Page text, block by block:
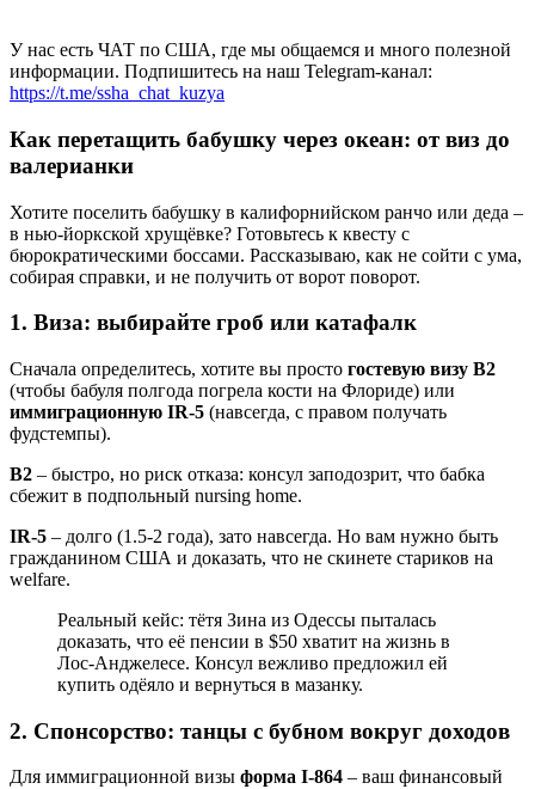
У нас есть ЧАТ по США, где мы общаемся и много полезной
информации. Подпишитесь на наш Telegram-канал:
https://t.me/ssha_chat_kuzya
Как перетащить бабушку через океан: от виз до
валерианки
Хотите поселить бабушку в калифорнийском ранчо или деда –
в нью-йоркской хрущёвке? Готовьтесь к квесту с
бюрократическими боссами. Рассказываю, как не сойти с ума,
собирая справки, и не получить от ворот поворот.
1. Виза: выбирайте гроб или катафалк
Сначала определитесь, хотите вы просто гостевую визу B2
(чтобы бабуля полгода погрела кости на Флориде) или
иммиграционную IR-5 (навсегда, с правом получать
фудстемпы).
B2 – быстро, но риск отказа: консул заподозрит, что бабка
сбежит в подпольный nursing home.
IR-5 – долго (1.5-2 года), зато навсегда. Но вам нужно быть
гражданином США и доказать, что не скинете стариков на
welfare.
Реальный кейс: тётя Зина из Одессы пыталась
доказать, что её пенсии в $50 хватит на жизнь в
Лос-Анджелесе. Консул вежливо предложил ей
купить одёяло и вернуться в мазанку.
2. Спонсорство: танцы с бубном вокруг доходов
Для иммиграционной визы форма I-864 – ваш финансовый